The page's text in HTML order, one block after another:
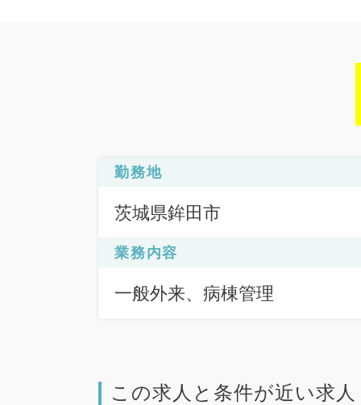
勤務地
茨城県鉾田市
業務内容
一般外来、病棟管理
この求人と条件が近い求人